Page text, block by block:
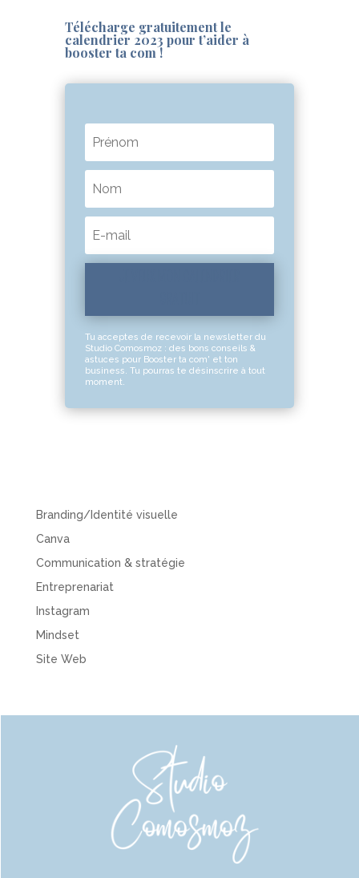
Télécharge gratuitement le
calendrier 2023 pour t’aider à
booster ta com !
Tu acceptes de recevoir la newsletter du
Studio Comosmoz : des bons conseils &
astuces pour Booster ta com' et ton
business. Tu pourras te désinscrire à tout
moment.
Branding/Identité visuelle
Canva
Communication & stratégie
Entreprenariat
Instagram
Mindset
Site Web